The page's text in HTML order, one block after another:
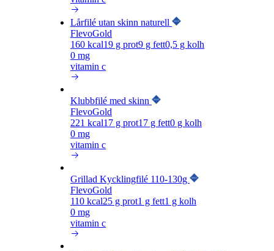
Lårfilé utan skinn naturell
FlevoGold
160 kcal19 g prot9 g fett0,5 g kolh
0 mg
vitamin c
Klubbfilé med skinn
FlevoGold
221 kcal17 g prot17 g fett0 g kolh
0 mg
vitamin c
Grillad Kycklingfilé 110-130g
FlevoGold
110 kcal25 g prot1 g fett1 g kolh
0 mg
vitamin c